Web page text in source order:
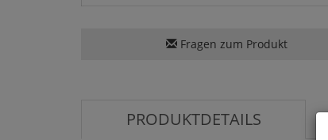
Fragen zum Produkt
PRODUKTDETAILS